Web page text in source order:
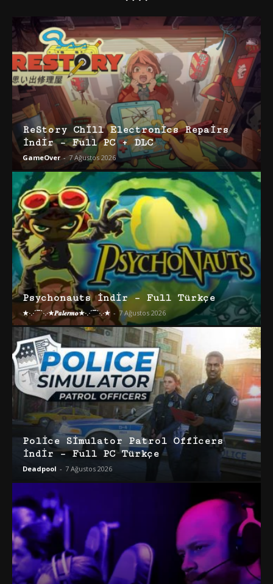
ReStory Chill Electronics Repairs
İndir – Full PC + DLC
GameOver - 7 Ağustos 2026
Psychonauts İndir – Full Türkçe
★·.·´¯`·.·★𝑷𝒂𝒍𝒆𝒓𝒎𝒐★·.·´¯`·.·★ - 7 Ağustos 2026
Police Simulator Patrol Officers
İndir – Full PC Türkçe
Deadpool - 7 Ağustos 2026